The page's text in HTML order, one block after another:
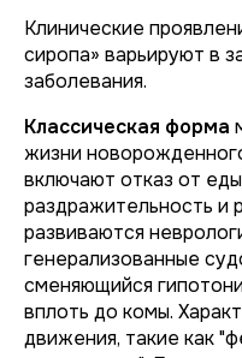
Клинические
сиропа» варьируют в
заболевания.
Классическая форма
жизни
включают отказ от
раздражительность и
развиваются
генерализованные
сменяющийся
вплоть до комы.
движения, такие как